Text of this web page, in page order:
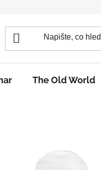
The Old World